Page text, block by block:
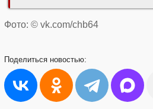
Фото: © vk.com/chb64
Поделиться новостью: